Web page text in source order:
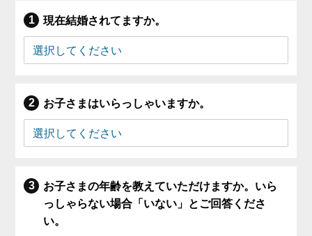
現在結婚されてますか。
お子さまはいらっしゃいますか。
お子さまの年齢を教えていただけますか。いら
っしゃらない場合「いない」とご回答くださ
い。